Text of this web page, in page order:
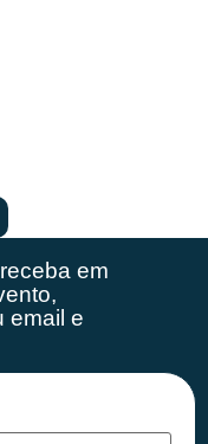
em
email e